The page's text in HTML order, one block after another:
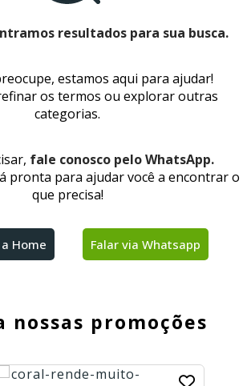
resultados para sua busca.
estamos aqui para ajudar!
os termos ou explorar outras
categorias.
fale conosco pelo WhatsApp.
pronta para ajudar você a encontrar o
que precisa!
Home Falar via Whatsapp
nossas promoções